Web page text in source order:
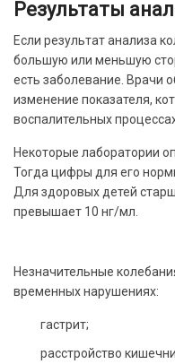
Результаты
Если результат анализа
большую или меньшую
есть заболевание. Врачи
изменение показателя,
воспалительных
Некоторые лаборатории
Тогда цифры для его
Для здоровых детей
превышает 10 нг/мл.
Незначительные
временных нарушениях:
гастрит;
расстройство